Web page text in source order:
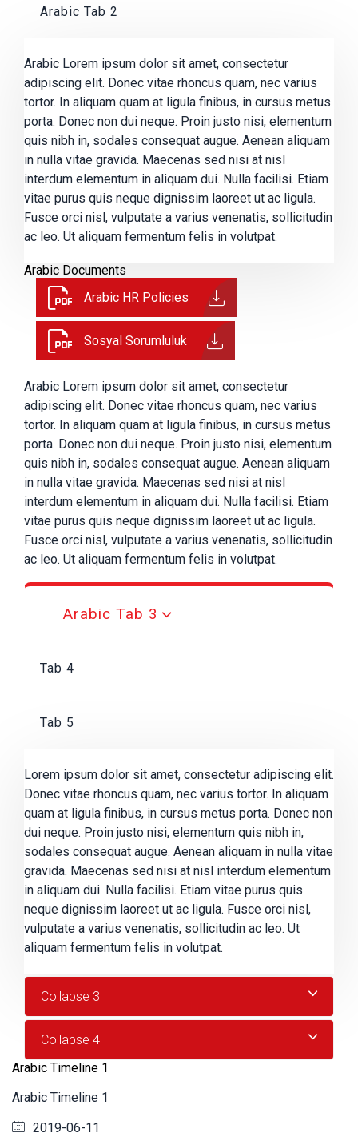
Arabic Tab 2
Arabic Lorem ipsum dolor sit amet, consectetur
adipiscing elit. Donec vitae rhoncus quam, nec varius
tortor. In aliquam quam at ligula finibus, in cursus metus
porta. Donec non dui neque. Proin justo nisi, elementum
quis nibh in, sodales consequat augue. Aenean aliquam
in nulla vitae gravida. Maecenas sed nisi at nisl
interdum elementum in aliquam dui. Nulla facilisi. Etiam
vitae purus quis neque dignissim laoreet ut ac ligula.
Fusce orci nisl, vulputate a varius venenatis, sollicitudin
ac leo. Ut aliquam fermentum felis in volutpat.
Arabic Documents
Arabic HR Policies
Sosyal Sorumluluk
Arabic Lorem ipsum dolor sit amet, consectetur
adipiscing elit. Donec vitae rhoncus quam, nec varius
tortor. In aliquam quam at ligula finibus, in cursus metus
porta. Donec non dui neque. Proin justo nisi, elementum
quis nibh in, sodales consequat augue. Aenean aliquam
in nulla vitae gravida. Maecenas sed nisi at nisl
interdum elementum in aliquam dui. Nulla facilisi. Etiam
vitae purus quis neque dignissim laoreet ut ac ligula.
Fusce orci nisl, vulputate a varius venenatis, sollicitudin
ac leo. Ut aliquam fermentum felis in volutpat.
Arabic Tab 3
Tab 4
Tab 5
Lorem ipsum dolor sit amet, consectetur adipiscing elit.
Donec vitae rhoncus quam, nec varius tortor. In aliquam
quam at ligula finibus, in cursus metus porta. Donec non
dui neque. Proin justo nisi, elementum quis nibh in,
sodales consequat augue. Aenean aliquam in nulla vitae
gravida. Maecenas sed nisi at nisl interdum elementum
in aliquam dui. Nulla facilisi. Etiam vitae purus quis
neque dignissim laoreet ut ac ligula. Fusce orci nisl,
vulputate a varius venenatis, sollicitudin ac leo. Ut
aliquam fermentum felis in volutpat.
Collapse 3
Collapse 4
Arabic Timeline 1
Arabic Timeline 1
2019-06-11